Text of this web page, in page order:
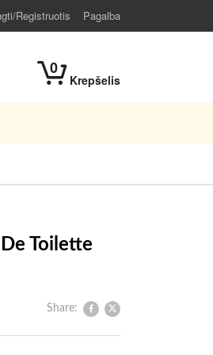
Registruotis Pagalba
0
Krepšelis
Toilette
Share: